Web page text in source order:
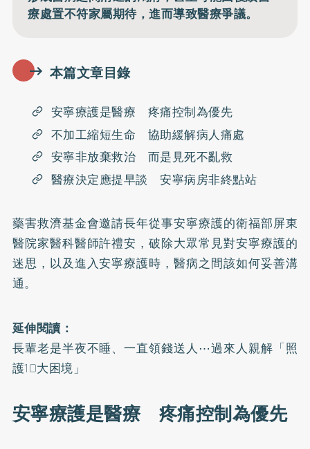
療處置不符家屬期待，進而導致醫療爭議。
本篇文章目錄
安寧療護是醫療 疼痛控制為優先
不加工縮短生命 協助緩解病人痛處
安寧非放棄救治 而是見死不亂救
醫療決定應提早談 安寧病房非終點站
藥害救濟基金會邀請長年從事安寧療護的衛福部屏東
醫院家醫科醫師許禮安，破除大眾常見對安寧療護的
迷思，以及進入安寧療護時，醫病之間該如何妥善溝
通。
延伸閱讀：
長輩老是半夜不睡、一直領錢送人⋯過來人親解「照
護10大困境」
安寧療護是醫療 疼痛控制為優先